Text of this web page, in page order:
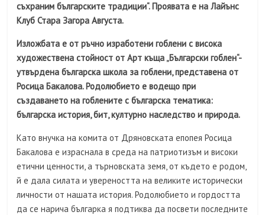
съхраним българските традиции“. Проявата е на Лайънс
Клуб Стара Загора Августа.
Изложбата е от ръчно изработени гоблени с висока
художествена стойност от Арт къща „Български гоблен“-
утвърдена българска школа за гоблени, представена от
Росица Бакалова. Родолюбието е водещо при
създаването на гоблените с българска тематика:
българска история, бит, културно наследство и природа.
Като внучка на комита от Дряновската епопея Росица
Бакалова е израснала в среда на патриотизъм и високи
етични ценности, а търновската земя, от където е родом,
й е дала силата и увереността на великите исторически
личности от нашата история. Родолюбието и гордостта
да се нарича българка я подтиква да посвети последните